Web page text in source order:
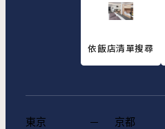
依飯店清單搜尋
東京 京都